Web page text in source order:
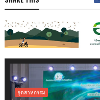
อุตสาหกรรม